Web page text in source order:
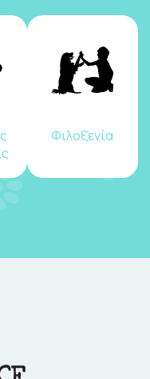
Φιλοξενία